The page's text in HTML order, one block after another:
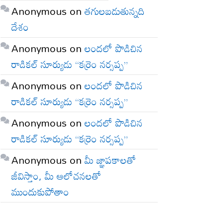
Anonymous onతగులబడుతున్నది
దేశం
Anonymous onలందలో పొడిచిన
రాడికల్ సూర్యుడు “కర్రెం నర్సప్ప”
Anonymous onలందలో పొడిచిన
రాడికల్ సూర్యుడు “కర్రెం నర్సప్ప”
Anonymous onలందలో పొడిచిన
రాడికల్ సూర్యుడు “కర్రెం నర్సప్ప”
Anonymous onమీ జ్ఞాపకాలతో
జీవిస్తాం, మీ ఆలోచనలతో
ముందుకుపోతాం